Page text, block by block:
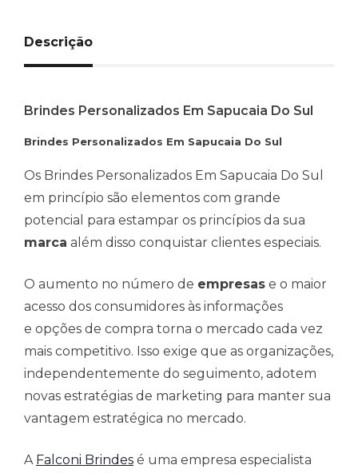
Descrição
Brindes Personalizados Em Sapucaia Do Sul
Brindes Personalizados Em Sapucaia Do Sul
Os Brindes Personalizados Em Sapucaia Do Sul
em princípio são elementos com grande
potencial para estampar os princípios da sua
marca além disso conquistar clientes especiais.
O aumento no número de empresas e o maior
acesso dos consumidores às informações
e opções de compra torna o mercado cada vez
mais competitivo. Isso exige que as organizações,
independentemente do seguimento, adotem
novas estratégias de marketing para manter sua
vantagem estratégica no mercado.
A Falconi Brindes é uma empresa especialista